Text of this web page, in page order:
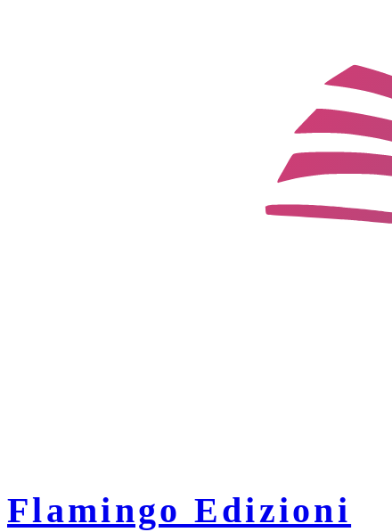
Flamingo Edizioni